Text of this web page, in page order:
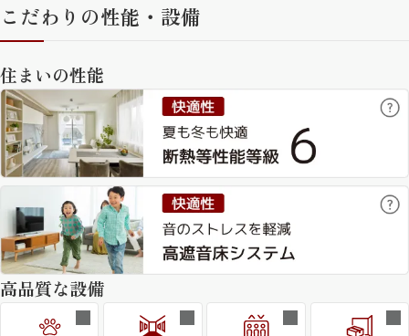
こだわりの性能・設備
住まいの性能
高品質な設備